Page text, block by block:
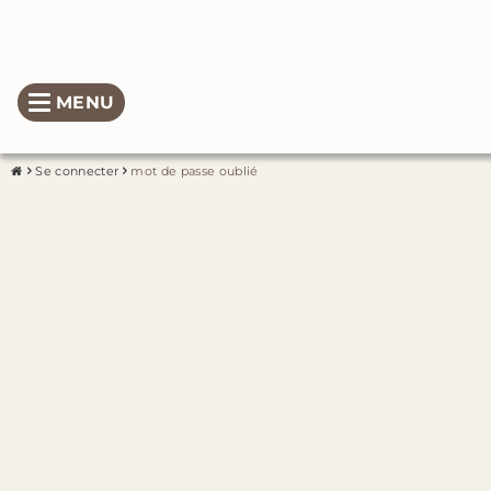
MENU
Se connecter mot de passe oublié